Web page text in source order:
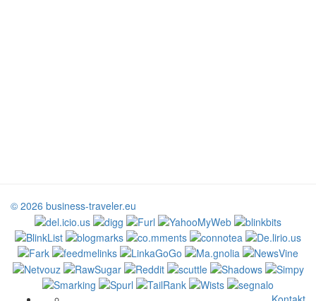
© 2026 business-traveler.eu